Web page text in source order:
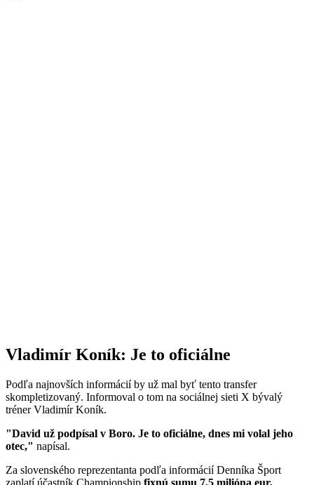
Vladimír Koník: Je to oficiálne
Podľa najnovších informácií by už mal byť tento transfer
skompletizovaný. Informoval o tom na sociálnej sieti X bývalý
tréner Vladimír Koník.
"David už podpísal v Boro. Je to oficiálne, dnes mi volal jeho
otec," napísal.
Za slovenského reprezentanta podľa informácií Denníka Šport
zaplatí účastník Championship fixnú sumu 7,5 milióna eur,